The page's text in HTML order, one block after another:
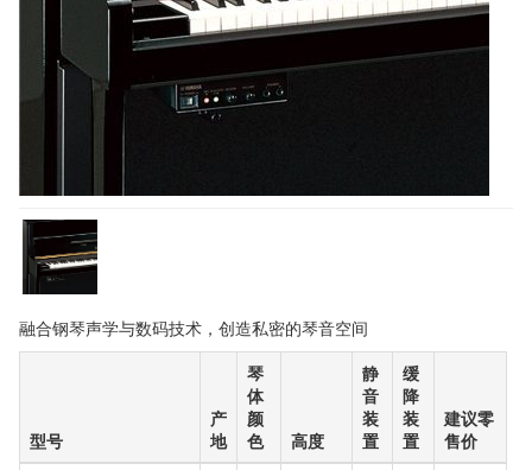
融合钢琴声学与数码技术，创造私密的琴音空间
型号
产
地
琴
体
颜
色
高度
静
音
装
置
缓
降
装
置
建议零
售价